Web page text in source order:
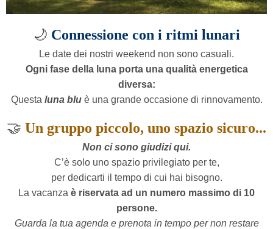
🌙 Connessione con i ritmi lunari
Le date dei nostri weekend non sono casuali.
Ogni fase della luna porta una qualità energetica
diversa:
Questa luna blu è una grande occasione di rinnovamento.
🤝 Un gruppo piccolo, uno spazio sicuro...
Non ci sono giudizi qui.
C’è solo uno spazio privilegiato per te,
per dedicarti il tempo di cui hai bisogno.
La vacanza è riservata ad un numero massimo di 10
persone.
Guarda la tua agenda e prenota in tempo per non restare